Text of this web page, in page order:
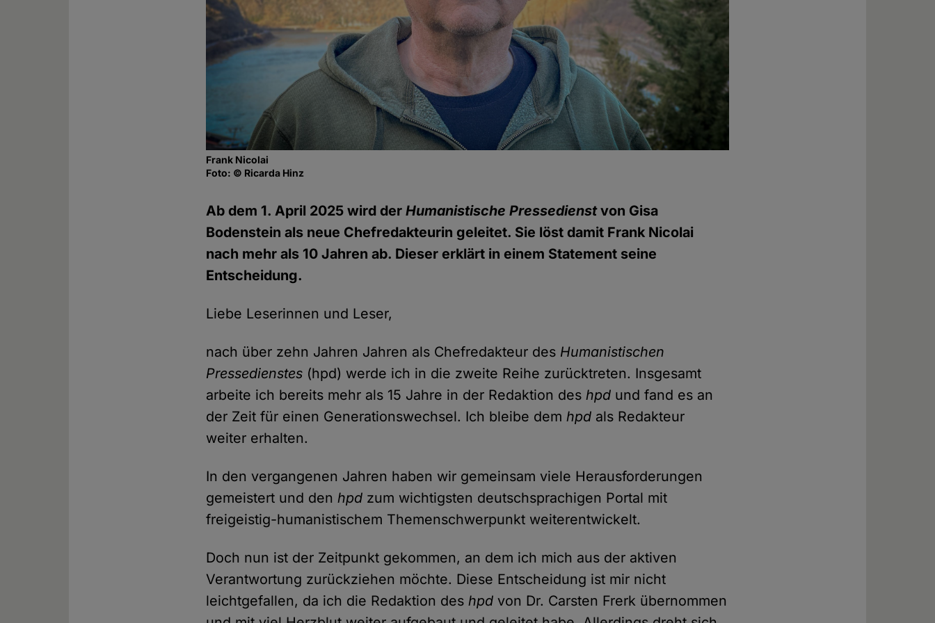
Frank Nicolai
Foto: © Ricarda Hinz
Ab dem 1. April 2025 wird derHumanistische Pressedienstvon Gisa
Bodenstein als neue Chefredakteurin geleitet. Sie löst damit Frank Nicolai
nach mehr als 10 Jahren ab. Dieser erklärt in einem Statement seine
Entscheidung.
Liebe Leserinnen und Leser,
nach über zehn Jahren Jahren als Chefredakteur des Humanistischen
Pressedienstes (hpd) werde ich in die zweite Reihe zurücktreten. Insgesamt
arbeite ich bereits mehr als 15 Jahre in der Redaktion deshpd und fand es an
der Zeit für einen Generationswechsel. Ich bleibe demhpd als Redakteur
weiter erhalten.
In den vergangenen Jahren haben wir gemeinsam viele Herausforderungen
gemeistert und denhpd zum wichtigsten deutschsprachigen Portal mit
freigeistig-humanistischem Themenschwerpunkt weiterentwickelt.
Doch nun ist der Zeitpunkt gekommen, an dem ich mich aus der aktiven
Verantwortung zurückziehen möchte. Diese Entscheidung ist mir nicht
leichtgefallen, da ich die Redaktion deshpd von Dr. Carsten Frerk übernommen